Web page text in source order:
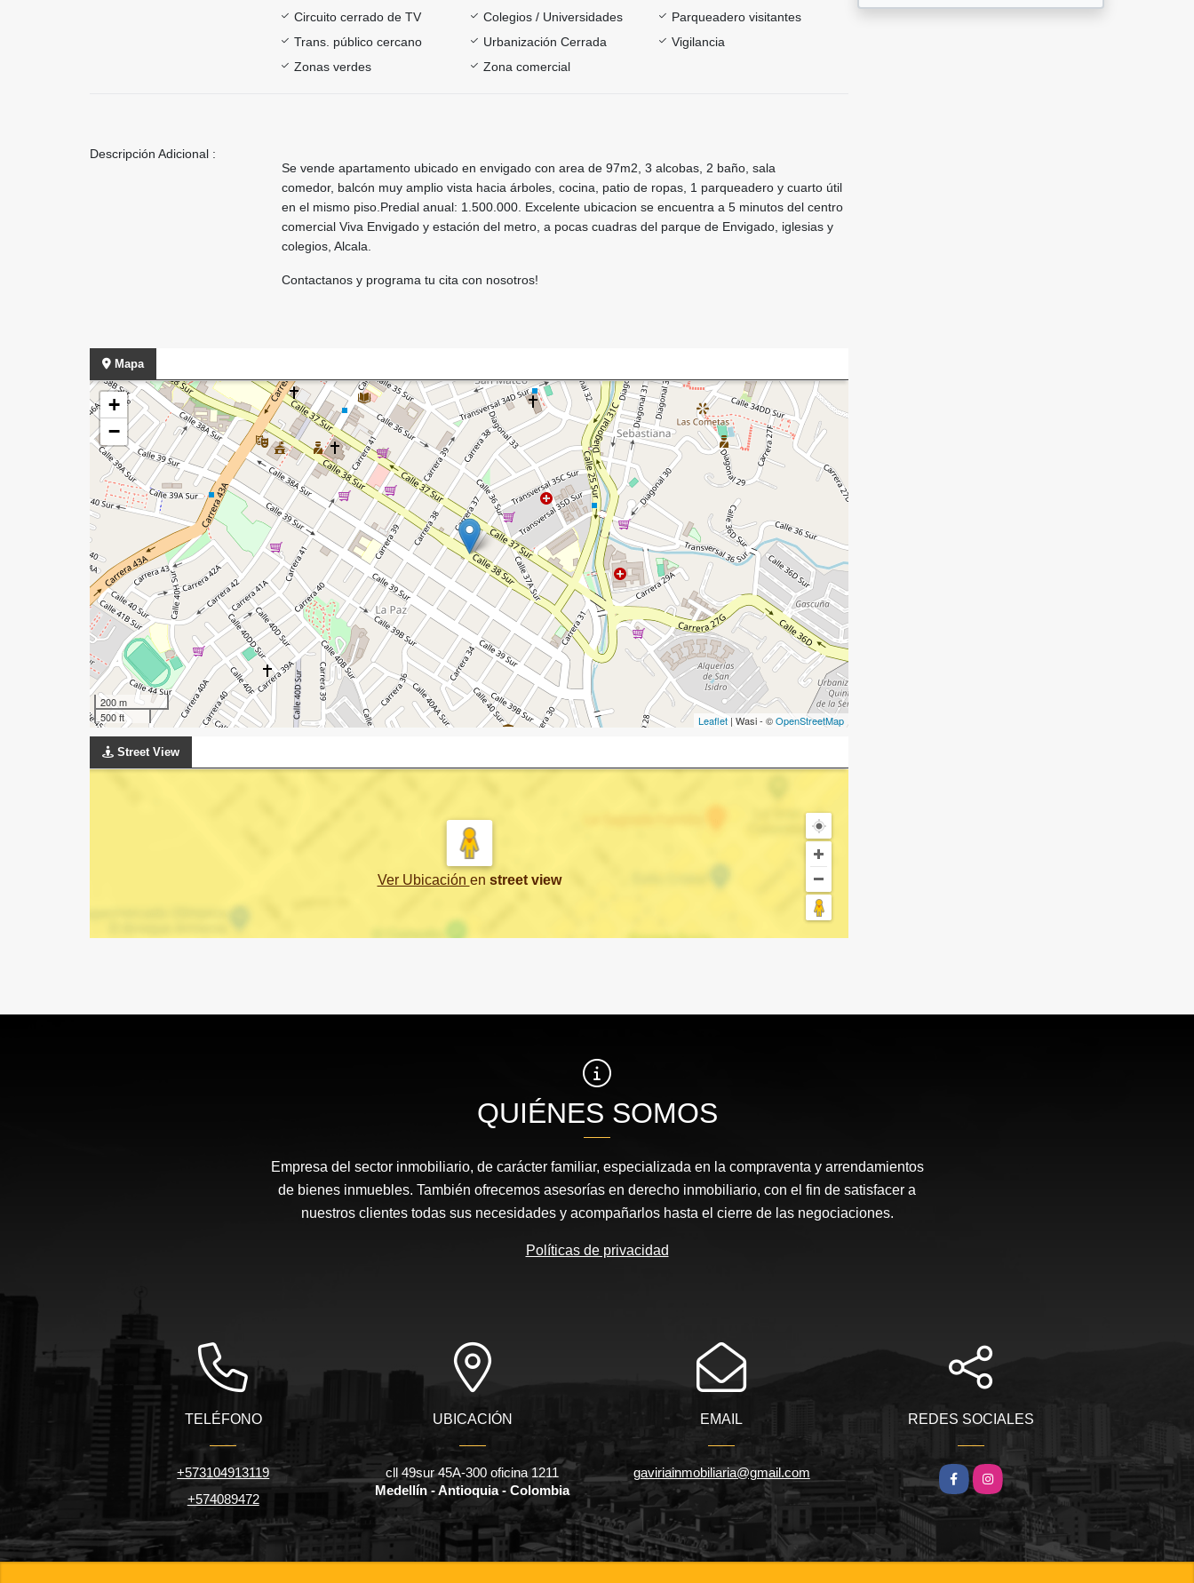
Circuito cerrado de TV
Colegios / Universidades
Parqueadero visitantes
Trans. público cercano
Urbanización Cerrada
Vigilancia
Zonas verdes
Zona comercial
Descripción Adicional :
Se vende apartamento ubicado en envigado con area de 97m2, 3 alcobas, 2 baño, sala
comedor, balcón muy amplio vista hacia árboles, cocina, patio de ropas, 1 parqueadero y cuarto útil
en el mismo piso.Predial anual: 1.500.000. Excelente ubicacion se encuentra a 5 minutos del centro
comercial Viva Envigado y estación del metro, a pocas cuadras del parque de Envigado, iglesias y
colegios, Alcala.
Contactanos y programa tu cita con nosotros!
Mapa
+
−
200 m
500 ft
Leaflet | Wasi - ©OpenStreetMap
Street View
Ver Ubicación en street view
QUIÉNES SOMOS
Empresa del sector inmobiliario, de carácter familiar, especializada en la compraventa y arrendamientos
de bienes inmuebles. También ofrecemos asesorías en derecho inmobiliario, con el fin de satisfacer a
nuestros clientes todas sus necesidades y acompañarlos hasta el cierre de las negociaciones.
Políticas de privacidad
TELÉFONO
+573104913119
+574089472
UBICACIÓN
cll 49sur 45A-300 oficina 1211
Medellín - Antioquia - Colombia
EMAIL
gaviriainmobiliaria@gmail.com
REDES SOCIALES
Facebook
Instagram